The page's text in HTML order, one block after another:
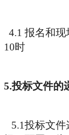
4.1 报名和现
10时
5.投标文件的
5.1投标文件